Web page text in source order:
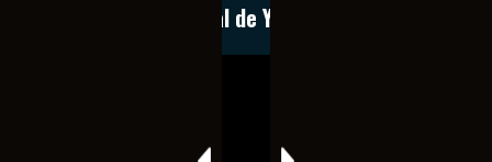
Conoce nuestro canal de YouTube